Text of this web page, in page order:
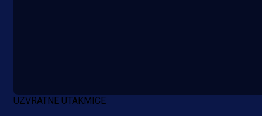
UZVRATNE UTAKMICE